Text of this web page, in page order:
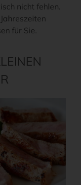
nicht fehlen.
für Sie.